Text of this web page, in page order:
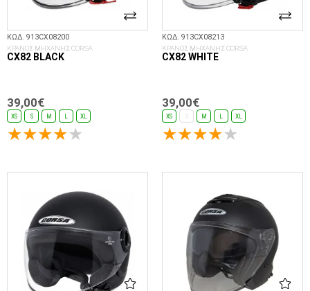
ΚΩΔ. 913CX08200
ΚΡΑΝΟΣ ΜΗΧΑΝΗΣ CORSA
CX82 BLACK
39,00€
XS S M XL
ΚΩΔ. 913CX08213
ΚΡΑΝΟΣ ΜΗΧΑΝΗΣ CORSA
CX82 WHITE
39,00€
XS S M XL